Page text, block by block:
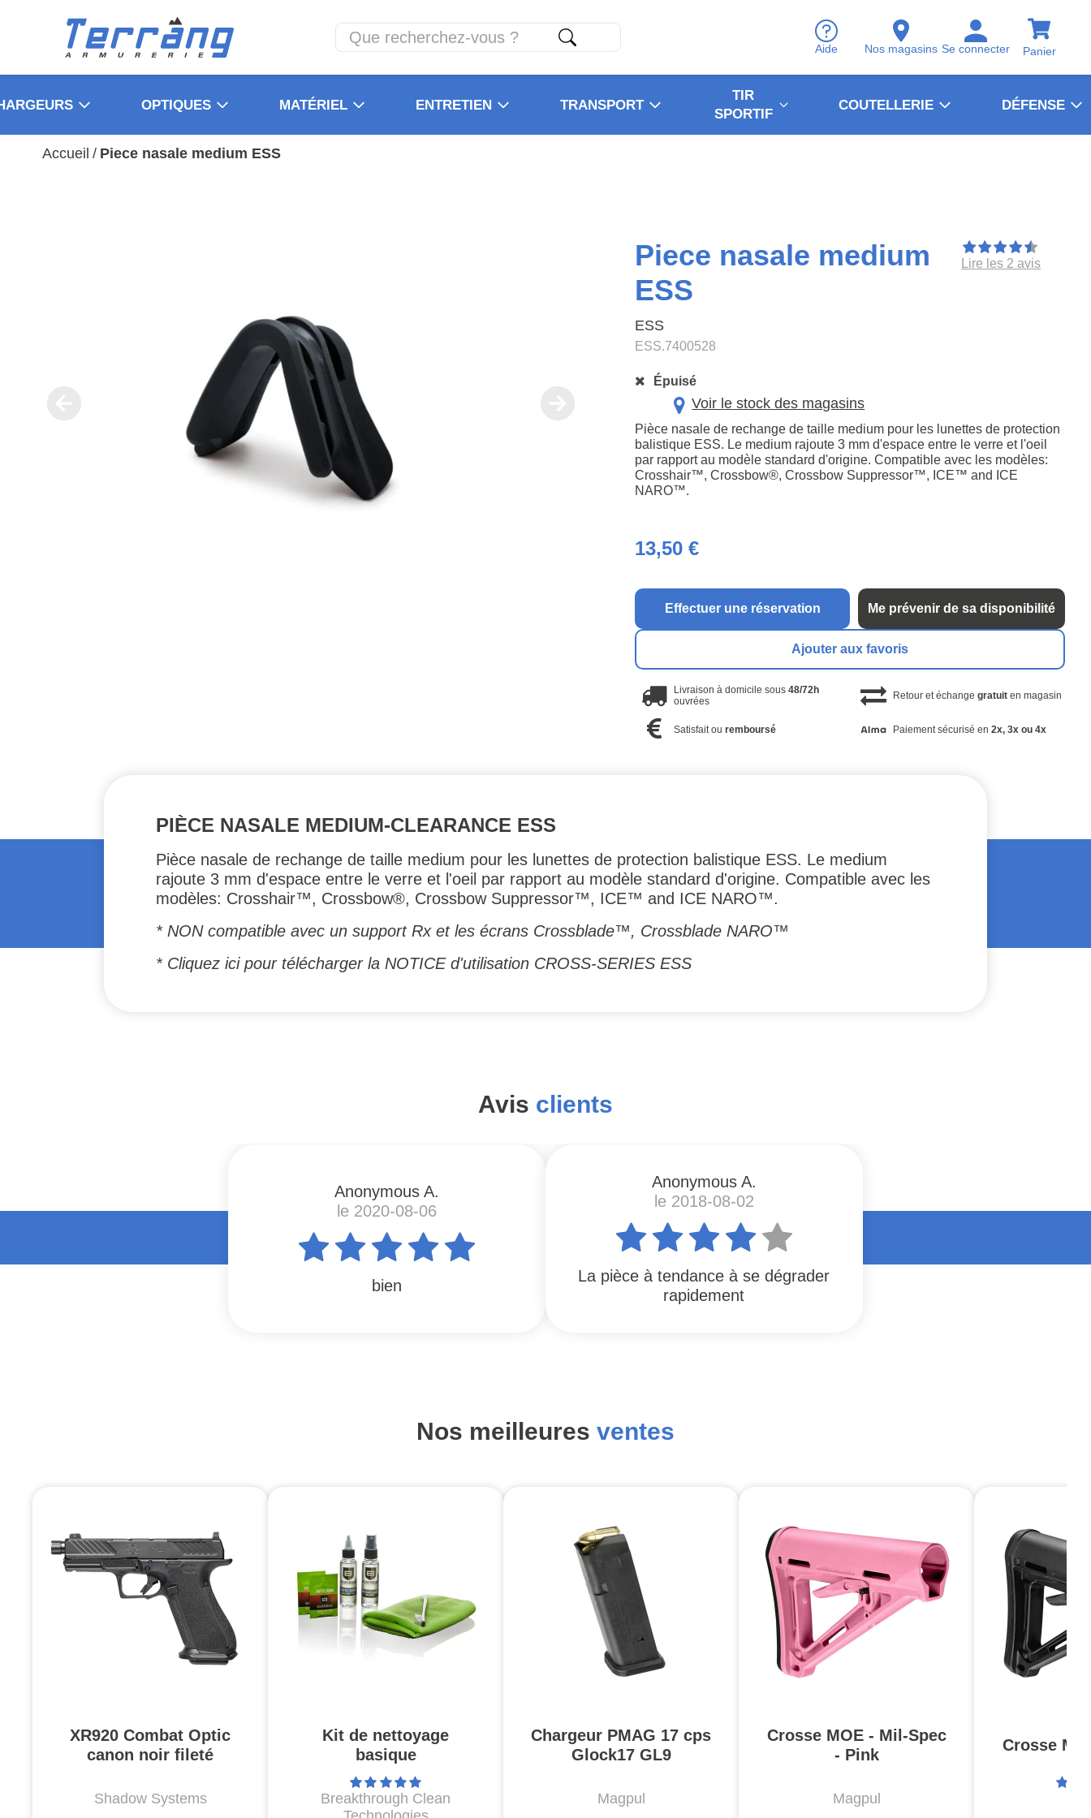
Aide Nos magasins Se connecter Panier
OPTIQUES MATÉRIEL ENTRETIEN TRANSPORT
TIR
SPORTIF
COUTELLERIE DÉFENSE
Accueil / Piece nasale medium ESS
Piece nasale medium
ESS
ESS
ESS.7400528
Lire les 2 avis
Épuisé
Voir le stock des magasins
Pièce nasale de rechange de taille medium pour les lunettes de protection
balistique ESS. Le medium rajoute 3 mm d'espace entre le verre et l'oeil
par rapport au modèle standard d'origine. Compatible avec les modèles:
Crosshair™, Crossbow®, Crossbow Suppressor™, ICE™ and ICE
NARO™.
13,50 €
Effectuer une réservation Me prévenir de sa disponibilité
Ajouter aux favoris
Livraison à domicile sous48/72h
ouvrées
Retour et échange gratuiten magasin
Satisfait ouremboursé Paiement sécurisé en 2x, 3x ou 4x
PIÈCE NASALE MEDIUM-CLEARANCE ESS
Pièce nasale de rechange de taille medium pour les lunettes de protection balistique ESS. Le medium
rajoute 3 mm d'espace entre le verre et l'oeil par rapport au modèle standard d'origine. Compatible avec les
modèles: Crosshair™, Crossbow®, Crossbow Suppressor™, ICE™ and ICE NARO™.
* NON compatible avec un support Rx et les écrans Crossblade™, Crossblade NARO™
* Cliquez ici pour télécharger la NOTICE d'utilisation CROSS-SERIES ESS
Avis clients
Anonymous A.
le 2020-08-06
bien
Anonymous A.
le 2018-08-02
La pièce à tendance à se dégrader
rapidement
Nos meilleures ventes
XR920 Combat Optic
canon noir fileté
Shadow Systems
Kit de nettoyage
basique
Breakthrough Clean
Chargeur PMAG 17 cps
Glock17 GL9
Magpul
Crosse MOE - Mil-Spec
- Pink
Magpul
Crosse